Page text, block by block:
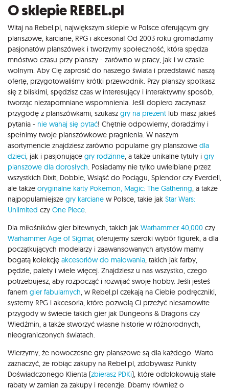
O sklepie REBEL.pl
Witaj na Rebel.pl, największym sklepie w Polsce oferującym gry
planszowe, karciane, RPG i akcesoria! Od 2003 roku gromadzimy
pasjonatów planszówek i tworzymy społeczność, która spędza
mnóstwo czasu przy planszy - zarówno w pracy, jak i w czasie
wolnym. Aby Cię zaprosić do naszego świata i przedstawić naszą
ofertę, przygotowaliśmy krótki przewodnik. Przy planszy spotkasz
się z bliskimi, spędzisz czas w interesujący i interaktywny sposób,
tworząc niezapomniane wspomnienia. Jeśli dopiero zaczynasz
przygodę z planszówkami, szukasz gry na prezent lub masz jakieś
pytania - nie wahaj się pytać! Chętnie odpowiemy, doradzimy i
spełnimy twoje planszówkowe pragnienia. W naszym
asortymencie znajdziesz zarówno popularne gry planszowe dla
dzieci, jak i pasjonujące gry rodzinne, a także unikalne tytuły i gry
planszowe dla dorosłych. Posiadamy nie tylko uwielbiane przez
wszystkich Dixit, Dobble, Wsiąść do Pociągu, Splendor czy Everdell,
ale także oryginalne karty Pokemon, Magic: The Gathering, a także
najpopularniejsze gry karciane w Polsce, takie jak Star Wars:
Unlimited czy One Piece.
Dla miłośników gier bitewnych, takich jak Warhammer 40,000 czy
Warhammer Age of Sigmar, oferujemy szeroki wybór figurek, a dla
początkujących modelarzy i zaawansowanych artystów mamy
bogatą kolekcję akcesoriów do malowania, takich jak farby,
pędzle, palety i wiele więcej. Znajdziesz u nas wszystko, czego
potrzebujesz, aby rozpocząć i rozwijać swoje hobby. Jeśli jesteś
fanem gier fabularnych, w Rebel.pl czekają na Ciebie podręczniki,
systemy RPG i akcesoria, które pozwolą Ci przeżyć niesamowite
przygody w świecie takich gier jak Dungeons & Dragons czy
Wiedźmin, a także stworzyć własne historie w różnorodnych,
nieograniczonych światach.
Wierzymy, że nowoczesne gry planszowe są dla każdego. Warto
zaznaczyć, że robiąc zakupy na Rebel.pl, zdobywasz Punkty
Doświadczonego Klienta (zbierasz PDKi), które odblokowują stałe
rabaty w zamian za zakupy i recenzje. Dbamy również o